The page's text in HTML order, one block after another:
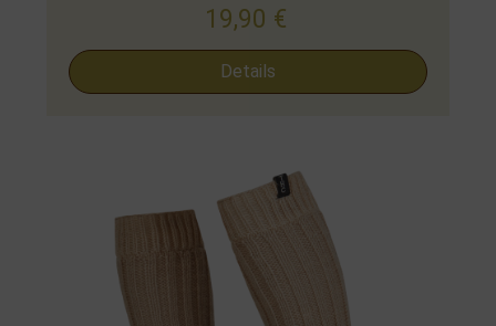
19,90 €
Details